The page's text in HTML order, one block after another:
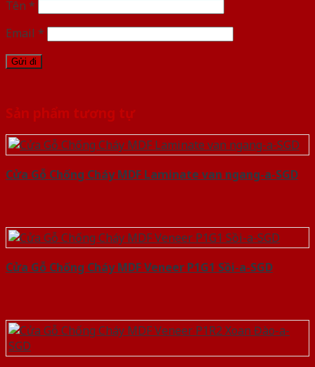
Tên *
Email *
Sản phẩm tương tự
Cửa Gỗ Chống Cháy MDF Laminate van ngang-a-SGD
Cửa Gỗ Chống Cháy MDF Veneer P1G1 Sồi-a-SGD